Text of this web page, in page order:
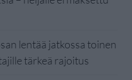
lentää jatkossa toinen
tärkeä rajoitus